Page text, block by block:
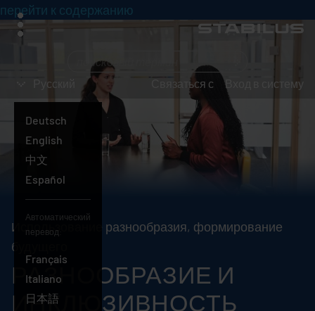
перейти к содержанию
меню
Русский
Deutsch
English
中文
Español
Автоматический
перевод:
Français
Italiano
日本語
Связаться с Вход в систему
Использование разнообразия, формирование
будущего
РАЗНООБРАЗИЕ И
ИНКЛЮЗИВНОСТЬ
ищете?